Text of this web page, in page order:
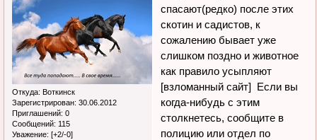
Откуда: Воткинск
Зарегистрирован: 30.06.2012
Приглашений: 0
Сообщений: 115
Уважение: [+2/-0]
спасают(редко) после этих
скотин и садистов, к
сожалению бывает уже
слишком поздно и животное
как правило усыпляют
[взломанный сайт] Если вы
когда-нибудь с этим
столкнетесь, сообщите в
полицию или отдел по